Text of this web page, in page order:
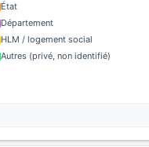
État
Département
HLM / logement social
Autres (privé, non identifié)